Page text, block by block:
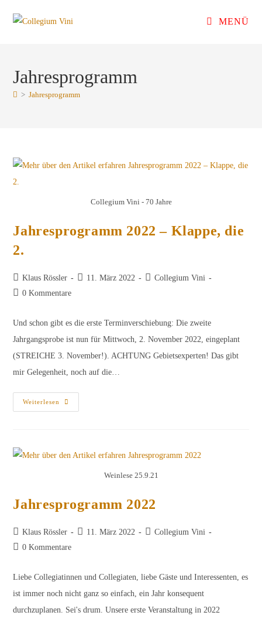
Inhalt
MENÜ
Jahresprogramm
> Jahresprogramm
Collegium Vini - 70 Jahre
Jahresprogramm 2022 – Klappe, die
2.
Beitrags-
Autor:
Klaus Rössler
Beitrag
11. März 2022
Beitrags-
Collegium Vini
Beitrags-
0 Kommentare
Und schon gibt es die erste Terminverschiebung: Die zweite
Jahrgangsprobe ist nun für Mittwoch, 2. November 2022, eingeplant
(STREICHE 3. November!). ACHTUNG Gebietsexperten! Das gibt
mir Gelegenheit, noch auf die…
Weiterlesen
Jahresprogramm
2022
Weinlese 25.9.21
Jahresprogramm 2022
Beitrags-
Autor:
Klaus Rössler
Beitrag
11. März 2022
Beitrags-
Collegium Vini
Beitrags-
0 Kommentare
Liebe Collegiatinnen und Collegiaten, liebe Gäste und Interessenten, es
ist immer noch nicht ganz so einfach, ein Jahr konsequent
durchzuplanen. Sei's drum. Unsere erste Veranstaltung in 2022